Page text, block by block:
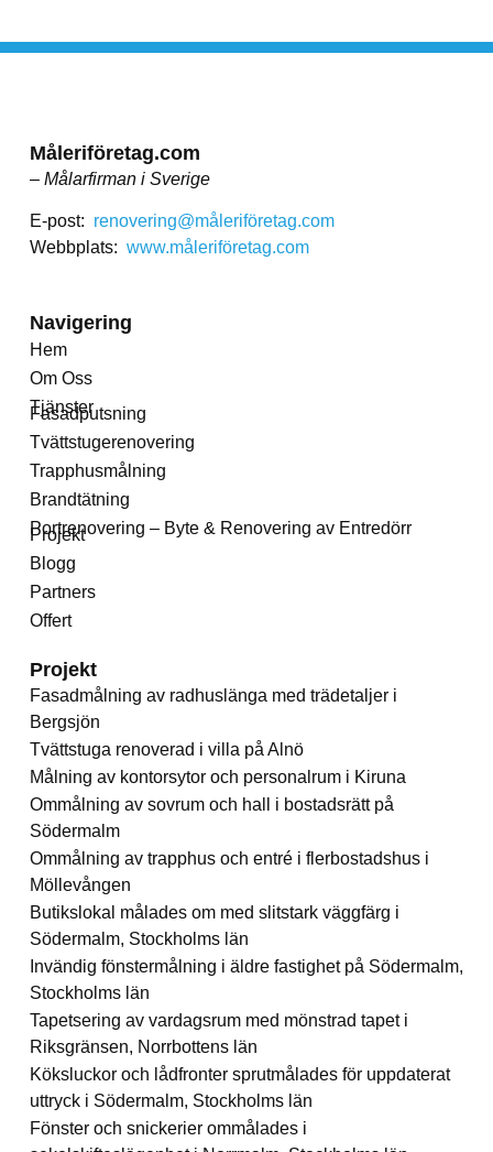
Måleriföretag.com
– Målarfirman i Sverige
E-post: renovering@måleriföretag.com
Webbplats: www.måleriföretag.com
Navigering
Hem
Om Oss
Tjänster
Fasadputsning
Tvättstugerenovering
Trapphusmålning
Brandtätning
Portrenovering – Byte & Renovering av Entredörr
Projekt
Blogg
Partners
Offert
Projekt
Fasadmålning av radhuslänga med trädetaljer i
Bergsjön
Tvättstuga renoverad i villa på Alnö
Målning av kontorsytor och personalrum i Kiruna
Ommålning av sovrum och hall i bostadsrätt på
Södermalm
Ommålning av trapphus och entré i flerbostadshus i
Möllevången
Butikslokal målades om med slitstark väggfärg i
Södermalm, Stockholms län
Invändig fönstermålning i äldre fastighet på Södermalm,
Stockholms län
Tapetsering av vardagsrum med mönstrad tapet i
Riksgränsen, Norrbottens län
Köksluckor och lådfronter sprutmålades för uppdaterat
uttryck i Södermalm, Stockholms län
Fönster och snickerier ommålades i